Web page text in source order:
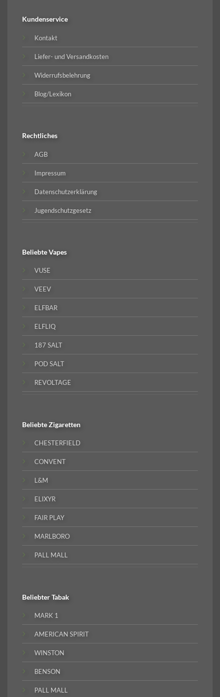
Kundenservice
Kontakt
Liefer- und Versandkosten
Widerrufsbelehrung
Blog/Lexikon
Rechtliches
AGB
Impressum
Datenschutzerklärung
Jugendschutzgesetz
BeliebteVapes
VUSE
VEEV
ELFBAR
ELFLIQ
187 SALT
POD SALT
REVOLTAGE
BeliebteZigaretten
CHESTERFIELD
CONVENT
L&M
ELIXYR
FAIR PLAY
MARLBORO
PALL MALL
BeliebterTabak
MARK 1
AMERICAN SPIRIT
WINSTON
BENSON
PALL MALL